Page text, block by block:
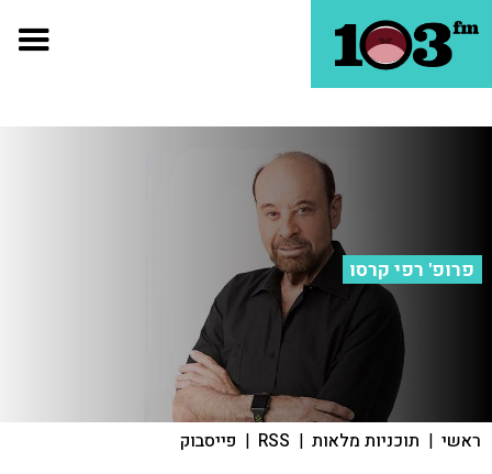
פרופ' רפי קרסו
ראשי | תוכניות מלאות |
RSS
| פייסבוק